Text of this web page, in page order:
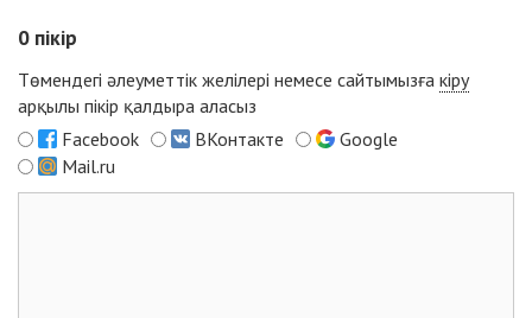
0 пікір
Төмендегі әлеуметтік желілері немесе сайтымызға кіру
арқылы пікір қалдыра аласыз
Facebook
ВКонтакте
Google
Mail.ru